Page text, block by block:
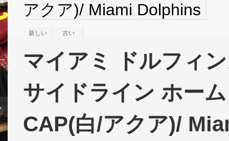
アクア)/ Miami Dolphins
新しい 古い
マイアミ ドルフィ
サイドライン ホー
CAP(白/アクア)/